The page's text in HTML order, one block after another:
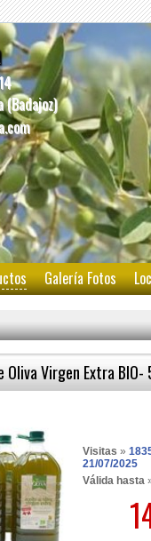
(Badajoz)
Galería Fotos
Oliva Virgen Extra BIO-
Visitas »
21/07/2025
Válida hasta